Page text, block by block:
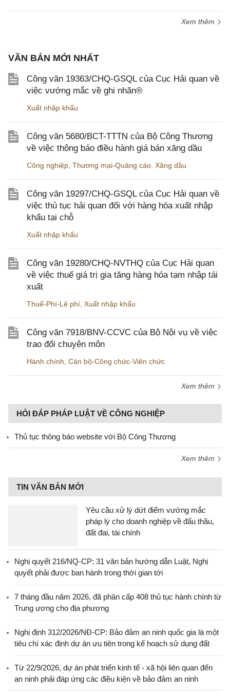
Xem thêm
VĂN BẢN MỚI NHẤT
Công văn 19363/CHQ-GSQL của Cục Hải quan về
việc vướng mắc về ghi nhãn®
Xuất nhập khẩu
Công văn 5680/BCT-TTTN của Bộ Công Thương
về việc thông báo điều hành giá bán xăng dầu
Công nghiệp Thương mại-Quảng cáo Xăng dầu
Công văn 19297/CHQ-GSQL của Cục Hải quan về
việc thủ tục hải quan đối với hàng hóa xuất nhập
khẩu tại chỗ
Xuất nhập khẩu
Công văn 19280/CHQ-NVTHQ của Cục Hải quan
về việc thuế giá trị gia tăng hàng hóa tạm nhập tái
xuất
Thuế-Phí-Lệ phí Xuất nhập khẩu
Công văn 7918/BNV-CCVC của Bộ Nội vụ về việc
trao đổi chuyên môn
Hành chính Cán bộ-Công chức-Viên chức
Xem thêm
HỎI ĐÁP PHÁP LUẬT VỀ CÔNG NGHIỆP
Thủ tục thông báo website với Bộ Công Thương
Xem thêm
TIN VĂN BẢN MỚI
Yêu cầu xử lý dứt điểm vướng mắc
pháp lý cho doanh nghiệp về đấu thầu,
đất đai, tài chính
Nghị quyết 216/NQ-CP: 31 văn bản hướng dẫn Luật, Nghị
quyết phải được ban hành trong thời gian tới
7 tháng đầu năm 2026, đã phân cấp 408 thủ tục hành chính từ
Trung ương cho địa phương
Nghị định 312/2026/NĐ-CP: Bảo đảm an ninh quốc gia là một
tiêu chí xác định dự án ưu tiên trong kế hoạch sử dụng đất
Từ 22/9/2026, dự án phát triển kinh tế - xã hội liên quan đến
an ninh phải đáp ứng các điều kiện về bảo đảm an ninh